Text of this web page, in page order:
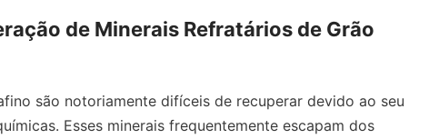
de Minerais Refratários de Grão
são notoriamente difíceis de recuperar devido ao seu
Esses minerais frequentemente escapam dos